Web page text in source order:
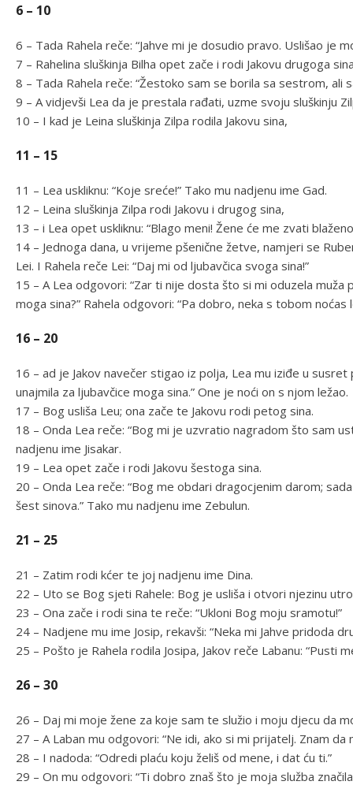
6 – 10
6 – Tada Rahela reče: “Jahve mi je dosudio pravo. Uslišao je
7 – Rahelina sluškinja Bilha opet zače i rodi Jakovu drugoga
8 – Tada Rahela reče: “Žestoko sam se borila sa sestrom, ali
9 – A vidjevši Lea da je prestala rađati, uzme svoju sluškinju
10 – I kad je Leina sluškinja Zilpa rodila Jakovu sina,
11 – 15
11 – Lea uskliknu: “Koje sreće!” Tako mu nadjenu ime Gad.
12 – Leina sluškinja Zilpa rodi Jakovu i drugog sina,
13 – i Lea opet uskliknu: “Blago meni! Žene će me zvati
14 – Jednoga dana, u vrijeme pšenične žetve, namjeri se
Lei. I Rahela reče Lei: “Daj mi od ljubavčica svoga sina!”
15 – A Lea odgovori: “Zar ti nije dosta što si mi oduzela muža
moga sina?” Rahela odgovori: “Pa dobro, neka s tobom
16 – 20
16 – ad je Jakov navečer stigao iz polja, Lea mu iziđe u
unajmila za ljubavčice moga sina.” One je noći on s njom ležao.
17 – Bog usliša Leu; ona zače te Jakovu rodi petog sina.
18 – Onda Lea reče: “Bog mi je uzvratio nagradom što sam
nadjenu ime Jisakar.
19 – Lea opet zače i rodi Jakovu šestoga sina.
20 – Onda Lea reče: “Bog me obdari dragocjenim darom;
šest sinova.” Tako mu nadjenu ime Zebulun.
21 – 25
21 – Zatim rodi kćer te joj nadjenu ime Dina.
22 – Uto se Bog sjeti Rahele: Bog je usliša i otvori njezinu
23 – Ona zače i rodi sina te reče: “Ukloni Bog moju sramotu!”
24 – Nadjene mu ime Josip, rekavši: “Neka mi Jahve pridoda
25 – Pošto je Rahela rodila Josipa, Jakov reče Labanu: “Pusti
26 – 30
26 – Daj mi moje žene za koje sam te služio i moju djecu da
27 – A Laban mu odgovori: “Ne idi, ako si mi prijatelj. Znam
28 – I nadoda: “Odredi plaću koju želiš od mene, i dat ću ti.”
29 – On mu odgovori: “Ti dobro znaš što je moja služba